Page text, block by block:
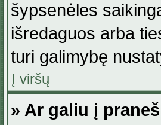
šypsenėles
išredaguos arba
turi galimybę
Į viršų
» Ar galiu į